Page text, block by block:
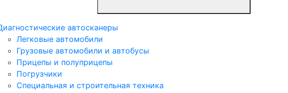
автосканеры
Легковые автомобили
Грузовые автомобили и автобусы
Прицепы и полуприцепы
Погрузчики
Специальная и строительная техника